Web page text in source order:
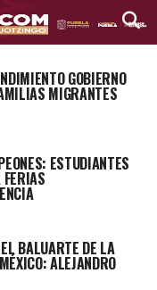
GOBIERNO
MIGRANTES
ESTUDIANTES
FERIAS
BALUARTE DE LA
ALEJANDRO